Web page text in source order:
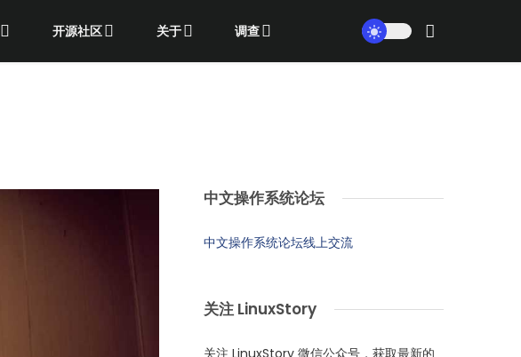
开源社区 关于 调查
中文操作系统论坛
中文操作系统论坛线上交流
关注 LinuxStory
关注 LinuxStory 微信公众号，获取最新的